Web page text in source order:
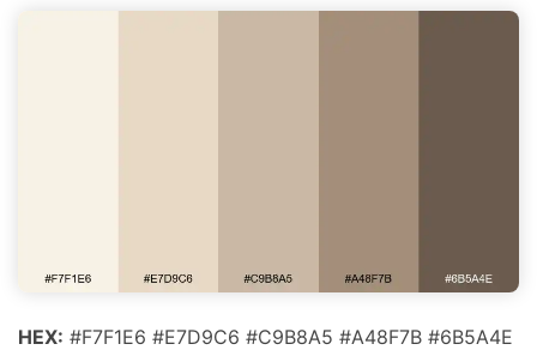
HEX: #F7F1E6 #E7D9C6 #C9B8A5 #A48F7B #6B5A4E